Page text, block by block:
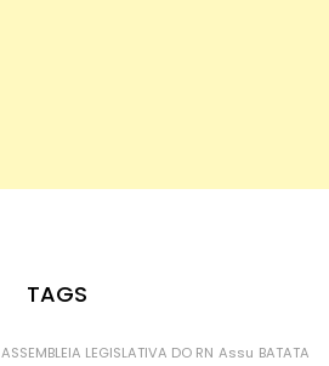
TAGS
ASSEMBLEIA LEGISLATIVA DO RN Assu BATATA